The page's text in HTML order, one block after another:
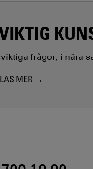
frågor, i nära
LÄS MER